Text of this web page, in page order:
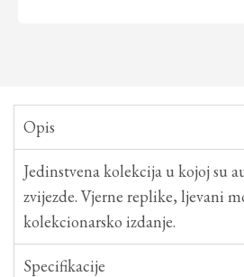
Opis
Jedinstvena kolekcija u kojoj su
zvijezde. Vjerne replike, ljevani
kolekcionarsko izdanje.
Specifikacije